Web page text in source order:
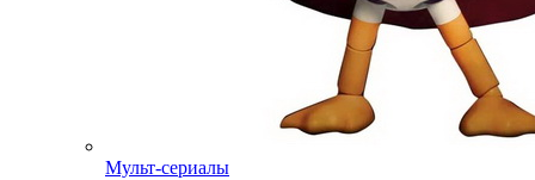
Мульт-сериалы